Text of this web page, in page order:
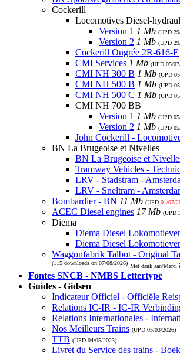
Cockerill
Locomotives Diesel-
Version 1 1 Mb (UPD
Version 2 1 Mb (UPD
Cockerill Ougrée 2R-616-E
CMI Services 1 Mb (UPD 05/
CMI NH 300 B 1 Mb (UPD
CMI NH 500 B 1 Mb (UPD
CMI NH 500 C 1 Mb (UPD
CMI NH 700 BB
Version 1 1 Mb (UPD
Version 2 1 Mb (UPD
John Cockerill -
BN La Brugeoise et Nivelles
BN La Brugeoise et
Tramway Vehicles -
LRV - Stadstram -
LRV - Sneltram -
Bombardier - BN 11 Mb (UPD 01/07/
ACEC Diesel engines 17 Mb (UPD
Diema
Diema Diesel
Diema Diesel
Waggonfabrik Talbot - Original
(115 downloads on 07/08/2026) Met dank aan/Merci
Fontes SNCB - NMBS Lettertype
Guides - Gidsen
Indicateur Officiel - Officiële
Relations IC-IR - IC-IR
Relations Internationales -
Nos Meilleurs Trains (UPD 05/03/2026)
TTB (UPD 04/05/2023)
Livret du Service des trains -